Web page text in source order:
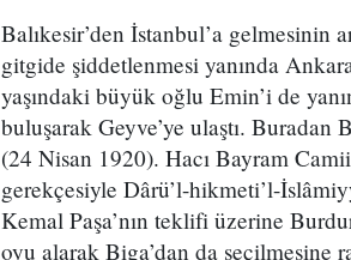
Balıkesir’den İstanbul’a gelmesinin
gitgide şiddetlenmesi yanında
yaşındaki büyük oğlu Emin’i de
buluşarak Geyve’ye ulaştı. Buradan
(24 Nisan 1920). Hacı Bayram
gerekçesiyle Dârü’l-hikmeti’l-
Kemal Paşa’nın teklifi üzerine
oyu alarak Biga’dan da seçilmesine